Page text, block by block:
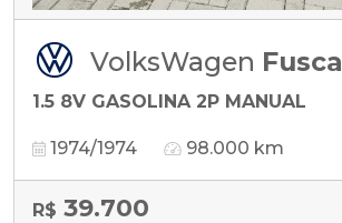
VolksWagen Fusca
1.5 8V GASOLINA 2P MANUAL
1974/1974 98.000 km
R$ 39.700